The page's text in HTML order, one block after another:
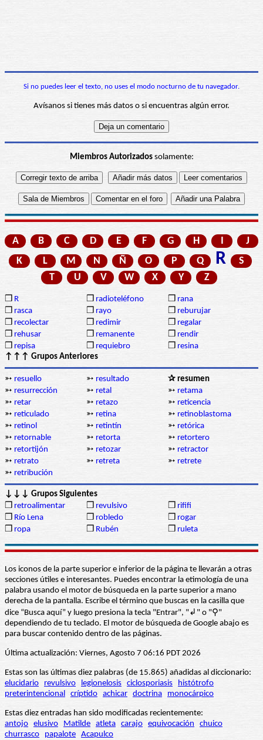
Si no puedes leer el texto, no uses el modo nocturno de tu navegador.
Avísanos si tienes más datos o si encuentras algún error.
Miembros Autorizadossolamente:
A B C D E F G H I
J
K
L M N Ñ O P Q R
S
T
U V W X Y Z
❒ R ❒ radioteléfono ❒ rana
❒ rasca ❒ rayo ❒ reburujar
❒ recolectar ❒ redimir ❒ regalar
❒ rehusar ❒ remanente ❒ rendir
❒ repisa ❒ requiebro ❒ resina
↑↑↑ Grupos Anteriores
➳ resuello ➳ resultado
✰ resumen
➳ resurrección ➳ retal ➳ retama
➳ retar ➳ retazo ➳ reticencia
➳ reticulado ➳ retina ➳ retinoblastoma
➳ retinol ➳ retintín ➳ retórica
➳ retornable ➳ retorta ➳ retortero
➳ retortijón ➳ retozar ➳ retractor
➳ retrato ➳ retreta ➳ retrete
➳ retribución
↓↓↓ Grupos Siguientes
❒ retroalimentar ❒ revulsivo ❒ rififi
❒ Río Lena ❒ robledo ❒ rogar
❒ ropa ❒ Rubén ❒ ruleta
Los iconos de la parte superior e inferior de la página te llevarán a otras
secciones útiles e interesantes. Puedes encontrar la etimología de una
palabra usando el motor de búsqueda en la parte superior a mano
derecha de la pantalla. Escribe el término que buscas en la casilla que
dice “Busca aquí” y luego presiona la tecla "Entrar", "↲" o "⚲"
dependiendo de tu teclado. El motor de búsqueda de Google abajo es
para buscar contenido dentro de las páginas.
Última actualización: Viernes, Agosto 7 06:16 PDT 2026
Estas son las últimas diez palabras (de 15.865) añadidas al diccionario:
elucidario
revulsivo legionelosis ciclosporiasis
histótrofo
preterintencional críptido achicar doctrina monocárpico
Estas diez entradas han sido modificadas recientemente:
antojo elusivo Matilde atleta carajo equivocación
chuico
churrasco
papalote Acapulco